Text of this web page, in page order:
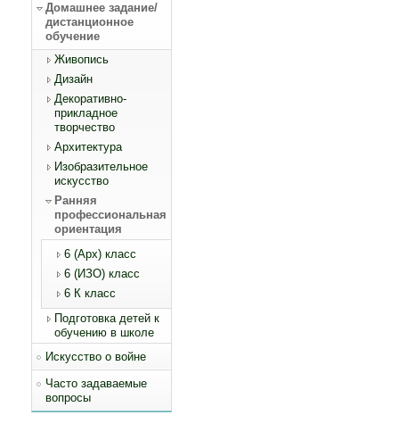
Домашнее задание/
дистанционное
обучение
Живопись
Дизайн
Декоративно-
прикладное
творчество
Архитектура
Изобразительное
искусство
Ранняя
профессиональная
ориентация
6 (Арх) класс
6 (ИЗО) класс
6 К класс
Подготовка детей к
обучению в школе
Искусство о войне
Часто задаваемые
вопросы